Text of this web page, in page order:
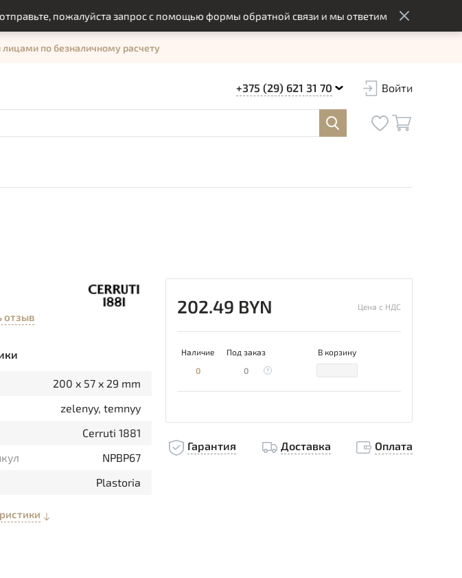
пожалуйста запрос с помощью формы обратной связи и мы ответим вам в оптимальный
по безналичному расчету
+375 (29) 621 31 70 Войти
отзыв
200 x 57 x 29 mm
zelenyy, temnyy
Cerruti 1881
NPBP67
Plastoria
202.49 BYN Цена с НДС
Наличие Под заказ
В корзину
0
0
Гарантия Доставка Оплата